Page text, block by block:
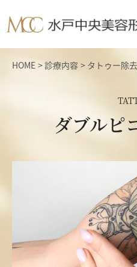
HOME 診療内容 タトゥー除去
ダブルピ